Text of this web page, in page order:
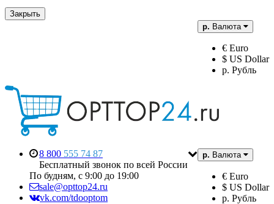
Закрыть
р. Валюта
€ Euro
$ US Dollar
р. Рубль
р. Валюта
€ Euro
$ US Dollar
р. Рубль
8 800 555 74 87
Бесплатный звонок по всей России
По будням, с 9:00 до 19:00
sale@opttop24.ru
vk.com/tdooptom